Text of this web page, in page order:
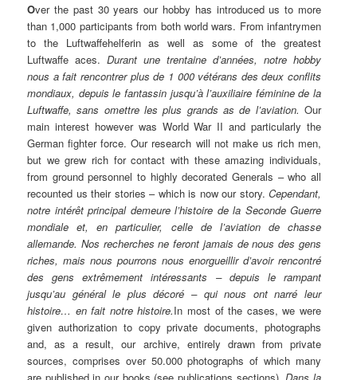
Over the past 30 years our hobby has introduced us to more
than 1,000 participants from both world wars. From infantrymen
to the Luftwaffehelferin as well as some of the greatest
Luftwaffe aces.Durant une trentaine d’années, notre hobby
nous a fait rencontrer plus de 1 000 vétérans des deux conflits
mondiaux, depuis le fantassin jusqu’à l’auxiliaire féminine de la
Luftwaffe, sans omettre les plus grands as de l’aviation.Our
main interest however was World War II and particularly the
German fighter force. Our research will not make us rich men,
but we grew rich for contact with these amazing individuals,
from ground personnel to highly decorated Generals – who all
recounted us their stories – which is now our story.Cependant,
notre intérêt principal demeure l’histoire de la Seconde Guerre
mondiale et, en particulier, celle de l’aviation de chasse
allemande. Nos recherches ne feront jamais de nous des gens
riches, mais nous pourrons nous enorgueillir d’avoir rencontré
des gens extrêmement intéressants – depuis le rampant
jusqu’au général le plus décoré – qui nous ont narré leur
histoire… en fait notre histoire.In most of the cases, we were
given authorization to copy private documents, photographs
and, as a result, our archive, entirely drawn from private
sources, comprises over 50.000 photographs of which many